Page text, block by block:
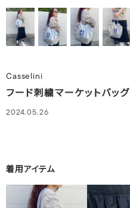
Casselini
フード刺繍マーケットバッグ
2024.05.26
着用アイテム